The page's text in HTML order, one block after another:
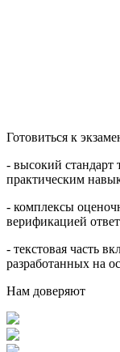
Готовиться к
- высокий стандарт
практическим
- комплексы
верификацией
- текстовая часть
разработанных на
Нам доверяют